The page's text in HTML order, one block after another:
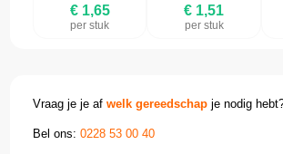
€ 1,65
per stuk
€ 1,51
per stuk
Vraag je je afwelk gereedschap je nodig
Bel ons:0228 53 00 40